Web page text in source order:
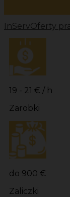
InServOferty
19 - 21 € / h
Zarobki
do 900 €
Zaliczki